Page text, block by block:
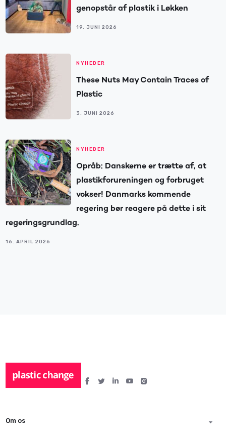
genopstår af plastik i Løkken
19. JUNI 2026
NYHEDER
These Nuts May Contain Traces of
Plastic
3. JUNI 2026
NYHEDER
Opråb: Danskerne er trætte af, at
plastikforureningen og forbruget
vokser! Danmarks kommende
regering bør reagere på dette i sit
regeringsgrundlag.
16. APRIL 2026
Om os